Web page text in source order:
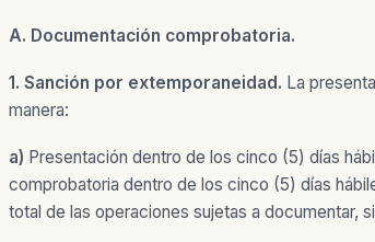
A. Documentación comprobatoria.
1. Sanción por extemporaneidad. La
manera:
a) Presentación dentro de los cinco (5) días
comprobatoria dentro de los cinco (5) días
total de las operaciones sujetas a documentar,